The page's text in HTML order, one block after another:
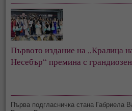
Първото издание на „Кралица
Несебър“ премина с
Първа подгласничка стана Габриела